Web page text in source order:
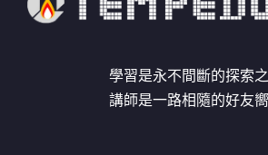
學習是永不間斷的探索之
講師是一路相隨的好友